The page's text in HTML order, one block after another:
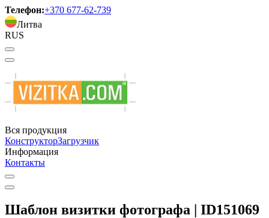
Телефон:+370 677-62-739
Литва
RUS
Вся продукция
КонструкторЗагрузчик
Информация
Контакты
Шаблон визитки фотографа | ID151069